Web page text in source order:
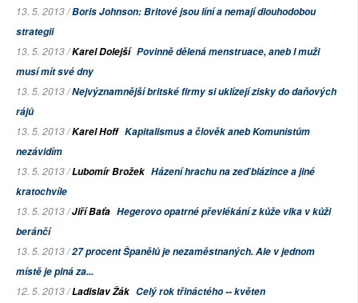
13. 5. 2013 /Boris Johnson: Britové jsou líní a nemají dlouhodobou
strategii
13. 5. 2013 /Karel Dolejší Povinně dělená menstruace, aneb I muži
musí mít své dny
13. 5. 2013 /Nejvýznamnější britské firmy si uklízejí zisky do daňových
rájů
13. 5. 2013 /Karel Hoff Kapitalismus a člověk aneb Komunistům
nezávidím
13. 5. 2013 /Lubomír Brožek Házení hrachu na zeď blázince a jiné
kratochvíle
13. 5. 2013 /Jiří Baťa Hegerovo opatrné převlékání z kůže vlka v kůži
beránčí
13. 5. 2013 /27 procent Španělů je nezaměstnaných. Ale v jednom
místě je plná za...
12. 5. 2013 /Ladislav Žák Celý rok třináctého -- květen